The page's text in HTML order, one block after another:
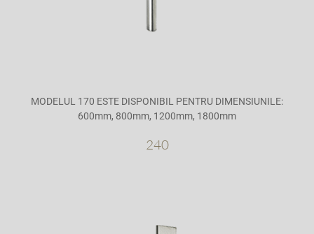
MODELUL 170 ESTE DISPONIBIL PENTRU DIMENSIUNILE:
600mm, 800mm, 1200mm, 1800mm
240